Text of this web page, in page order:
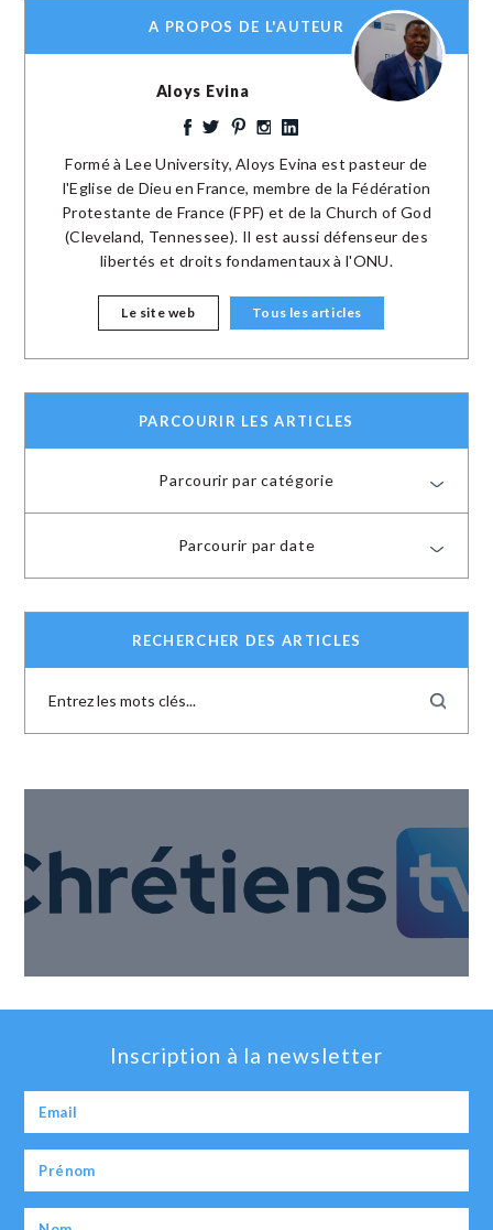
A PROPOS DE L'AUTEUR
Aloys Evina
Formé à Lee University, Aloys Evina est pasteur de
l'Eglise de Dieu en France, membre de la Fédération
Protestante de France (FPF) et de la Church of God
(Cleveland, Tennessee). Il est aussi défenseur des
libertés et droits fondamentaux à l'ONU.
Le site web Tous les articles
PARCOURIR LES ARTICLES
Parcourir par catégorie
Parcourir par date
RECHERCHER DES ARTICLES
Inscription à la newsletter